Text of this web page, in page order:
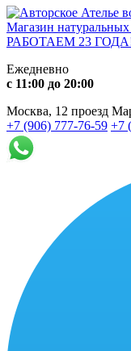
Магазин натуральных
РАБОТАЕМ 23
Ежедневно
с 11:00 до 20:00
Москва, 12 проезд
+7 (906) 777-76-59 +7